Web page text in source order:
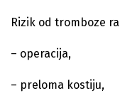
Rizik od tromboze
– operacija,
– preloma kostiju,